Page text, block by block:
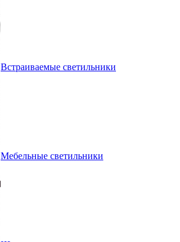
Встраиваемые светильники
Мебельные светильники